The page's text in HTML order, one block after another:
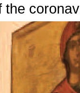
the